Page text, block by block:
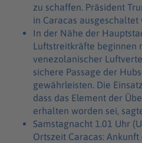
zu schaffen. Präsident
in Caracas ausgeschaltet
In der Nähe der
Luftstreitkräfte beginnen
venezolanischer
sichere Passage der
gewährleisten. Die
dass das Element der
erhalten worden sei,
Samstagnacht 1.01 Uhr
Ortszeit Caracas: